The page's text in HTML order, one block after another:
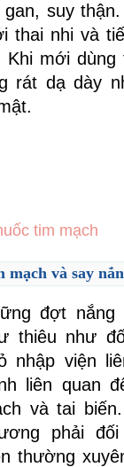
suy
thai nhi và
mới dùng
rát dạ dày
tim mạch
mạch và say
đợt nắng
thiêu như
nhập viện
liên quan
và tai
phải
thường